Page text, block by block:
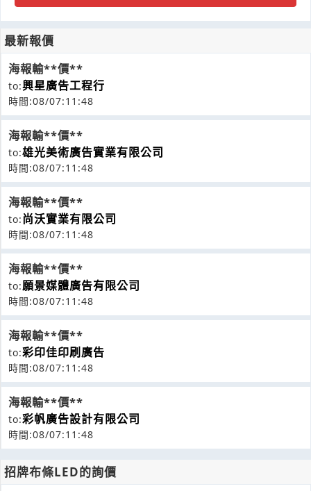
最新報價
海報輸**價**
to:興星廣告工程行
時間:08/07:11:48
海報輸**價**
to:雄光美術廣告實業有限公司
時間:08/07:11:48
海報輸**價**
to: 尚沃實業有限公司
時間:08/07:11:48
海報輸**價**
to:願景媒體廣告有限公司
時間:08/07:11:48
海報輸**價**
to:彩印佳印刷廣告
時間:08/07:11:48
海報輸**價**
to:彩帆廣告設計有限公司
時間:08/07:11:48
招牌布條LED的詢價